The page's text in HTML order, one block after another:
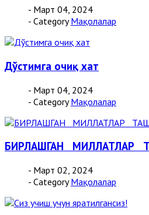
- Март 04, 2024
- Category Мақолалар
Дўстимга очиқ хат
- Март 04, 2024
- Category Мақолалар
БИРЛАШГАН МИЛЛАТЛАР
- Март 02, 2024
- Category Мақолалар